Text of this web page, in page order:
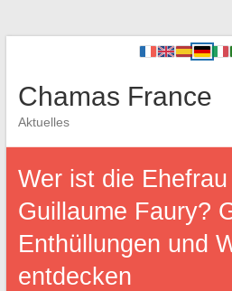
Chamas France
Aktuelles
Wer ist die
Guillaume Faury?
Enthüllungen und
entdecken